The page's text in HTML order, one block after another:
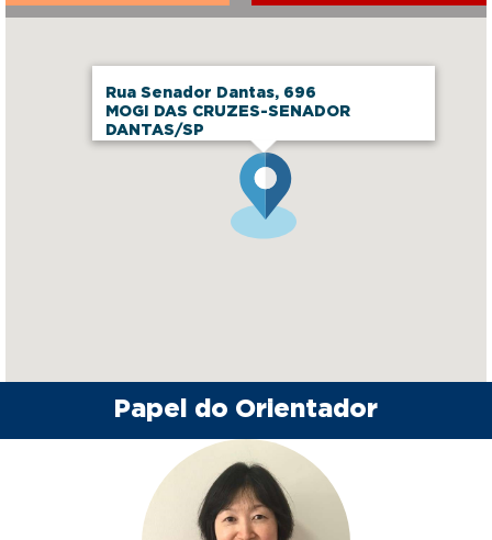
Rua Senador Dantas, 696
MOGI DAS CRUZES-SENADOR
DANTAS/SP
Papel do Orientador